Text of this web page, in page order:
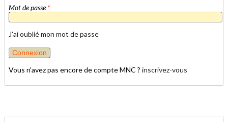
Mot de passe*
J'ai oublié mon mot de passe
Vous n'avez pas encore de compte MNC ? inscrivez-vous